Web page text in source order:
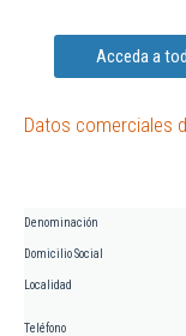
Acceda a
Datos comerciales
Denominación
Domicilio Social
Localidad
Teléfono